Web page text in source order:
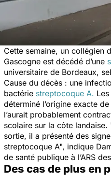
Cette semaine, un collégien
Gascogne est décédé d’une
universitaire de Bordeaux,
Cause du décès : une
bactérie streptocoque A.
déterminé l’origine exacte
l’aurait probablement
scolaire sur la côte landaise.
sortie, il a présenté des
streptocoque A", indique
de santé publique à l’ARS
Des cas de plus en